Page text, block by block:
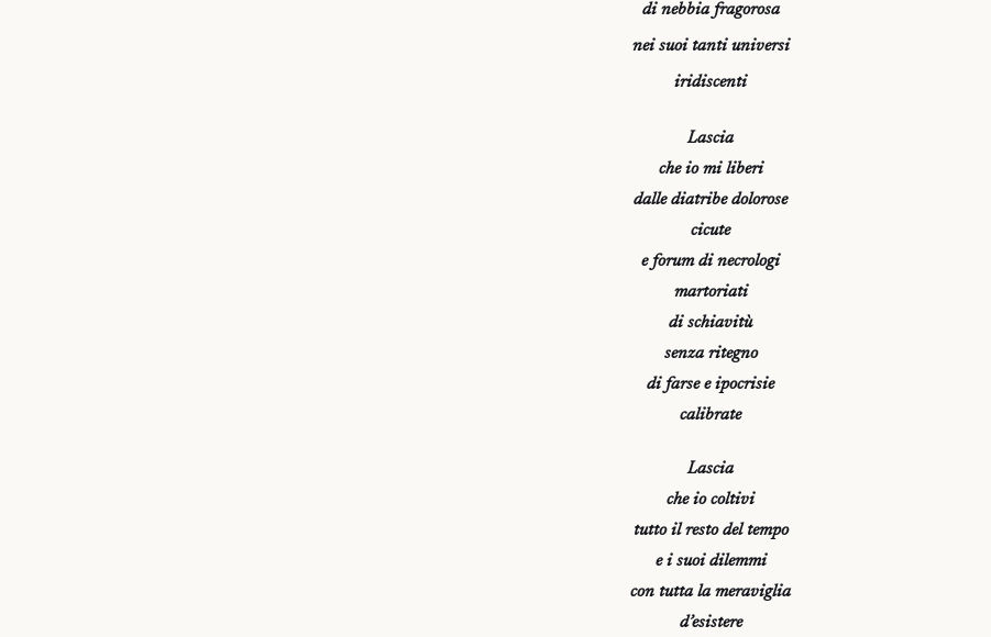
di nebbia fragorosa
nei suoi tanti universi
iridiscenti
Lascia
che io mi liberi
dalle diatribe dolorose
cicute
e forum di necrologi
martoriati
di schiavitù
senza ritegno
di farse e ipocrisie
calibrate
Lascia
che io coltivi
tutto il resto del tempo
e i suoi dilemmi
con tutta la meraviglia
d’esistere